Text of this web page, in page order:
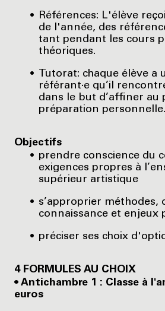
Références: L'élève
de l'année, des
tant pendant les cours
théoriques.
Tutorat: chaque élève a
référant·e qu’il
dans le but d’affiner au
préparation personnelle.
Objectifs
prendre conscience du
exigences propres à
supérieur artistique
s’approprier méthodes,
connaissance et enjeux
préciser ses choix
4 FORMULES AU CHOIX
• Antichambre 1 : Classe à
euros